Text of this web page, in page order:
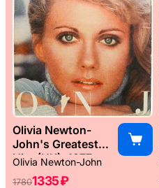
Olivia Newton-
John's Greatest
Hits (UK), 1977
Olivia Newton-John
17801335 ₽